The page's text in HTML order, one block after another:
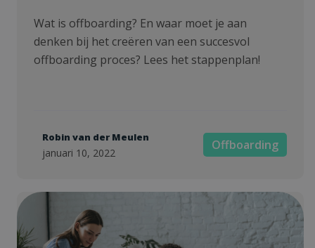
Wat is offboarding? En waar moet je aan
denken bij het creëren van een succesvol
offboarding proces? Lees het stappenplan!
Robin van der Meulen
januari 10, 2022
Offboarding